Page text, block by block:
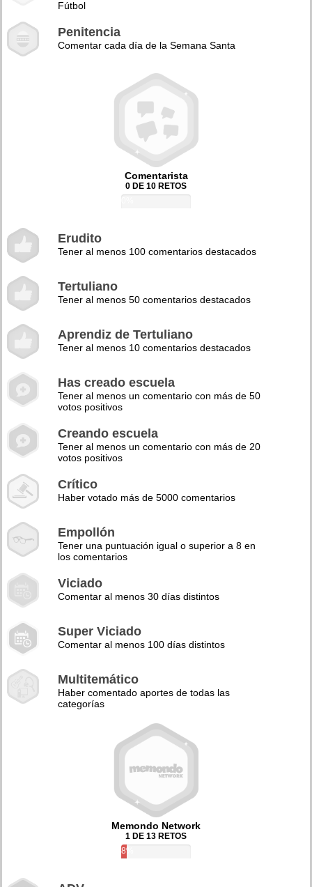
Fútbol
Penitencia
Comentar cada día de la Semana Santa
Comentarista
0 DE 10 RETOS
Erudito
Tener al menos 100 comentarios destacados
Tertuliano
Tener al menos 50 comentarios destacados
Aprendiz de Tertuliano
Tener al menos 10 comentarios destacados
Has creado escuela
Tener al menos un comentario con más de 50
votos positivos
Creando escuela
Tener al menos un comentario con más de 20
votos positivos
Crítico
Haber votado más de 5000 comentarios
Empollón
Tener una puntuación igual o superior a 8 en
los comentarios
Viciado
Comentar al menos 30 días distintos
Super Viciado
Comentar al menos 100 días distintos
Multitemático
Haber comentado aportes de todas las
categorías
Memondo Network
1 DE 13 RETOS
8%